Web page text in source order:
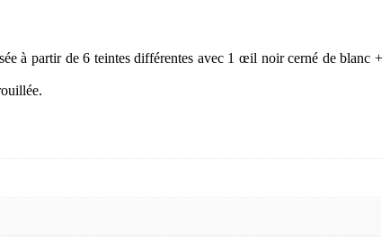
à partir de 6 teintes différentes avec 1 œil noir cerné de blanc +